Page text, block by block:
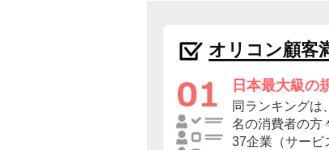
オリコン顧客
日本最大級の
同ランキングは
名の消費者の方
37企業（サービ